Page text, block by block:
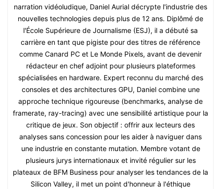
narration vidéoludique, Daniel Aurial décrypte l'industrie des
nouvelles technologies depuis plus de 12 ans. Diplômé de
l'École Supérieure de Journalisme (ESJ), il a débuté sa
carrière en tant que pigiste pour des titres de référence
comme Canard PC et Le Monde Pixels, avant de devenir
rédacteur en chef adjoint pour plusieurs plateformes
spécialisées en hardware. Expert reconnu du marché des
consoles et des architectures GPU, Daniel combine une
approche technique rigoureuse (benchmarks, analyse de
framerate, ray-tracing) avec une sensibilité artistique pour la
critique de jeux. Son objectif : offrir aux lecteurs des
analyses sans concession pour les aider à naviguer dans
une industrie en constante mutation. Membre votant de
plusieurs jurys internationaux et invité régulier sur les
plateaux de BFM Business pour analyser les tendances de la
Silicon Valley, il met un point d'honneur à l'éthique